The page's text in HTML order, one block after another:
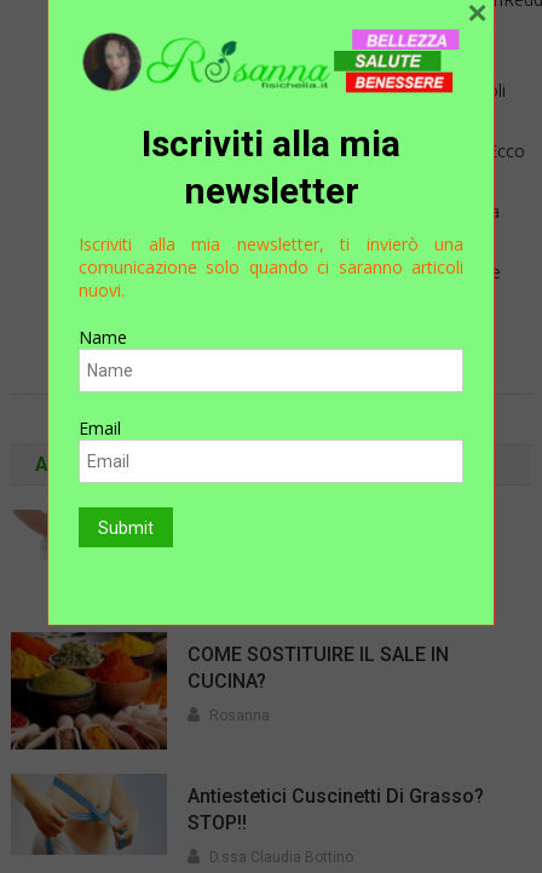
Naturali.
Vita è un grande dono d‘Amore
quindi, trattiamoci con il dovuto
rispetto sfruttando le innumerevoli
millenni ci mette a disposizione. Ecco
cosa ci servirebbe, un integratore
alimentare a base di Miele, Pappa
Reale, Lattanza di Pesce, Polline,
Rosa Canina, Propoli, Echinacea e
ARTICOLI RECENTI
COME SOSTITUIRE IL SALE IN
CUCINA?
Rosanna
Antiestetici Cuscinetti Di Grasso?
STOP!!
D.ssa Claudia Bottino
Iscriviti alla mia
newsletter
Iscriviti alla mia newsletter, ti invierò una
comunicazione solo quando ci saranno articoli
nuovi.
Name
Email
×